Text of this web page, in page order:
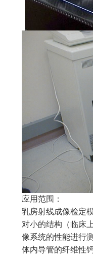
应用范围：
乳房射线成像检定
对小的结构（临床
像系统的性能进行
体内导管的纤维性